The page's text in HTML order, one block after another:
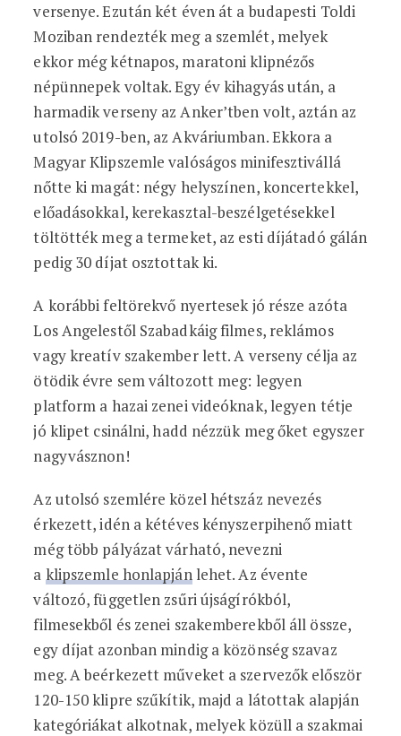
versenye. Ezután két éven át a budapesti Toldi
Moziban rendezték meg a szemlét, melyek
ekkor még kétnapos, maratoni klipnézős
népünnepek voltak. Egy év kihagyás után, a
harmadik verseny az Anker’tben volt, aztán az
utolsó 2019-ben, az Akváriumban. Ekkora a
Magyar Klipszemle valóságos minifesztivállá
nőtte ki magát: négy helyszínen, koncertekkel,
előadásokkal, kerekasztal-beszélgetésekkel
töltötték meg a termeket, az esti díjátadó gálán
pedig 30 díjat osztottak ki.
A korábbi feltörekvő nyertesek jó része azóta
Los Angelestől Szabadkáig filmes, reklámos
vagy kreatív szakember lett. A verseny célja az
ötödik évre sem változott meg: legyen
platform a hazai zenei videóknak, legyen tétje
jó klipet csinálni, hadd nézzük meg őket egyszer
nagyvásznon!
Az utolsó szemlére közel hétszáz nevezés
érkezett, idén a kétéves kényszerpihenő miatt
még több pályázat várható, nevezni
a klipszemle honlapjánlehet. Az évente
változó, független zsűri újságírókból,
filmesekből és zenei szakemberekből áll össze,
egy díjat azonban mindig a közönség szavaz
meg. A beérkezett műveket a szervezők először
120-150 klipre szűkítik, majd a látottak alapján
kategóriákat alkotnak, melyek közüll a szakmai